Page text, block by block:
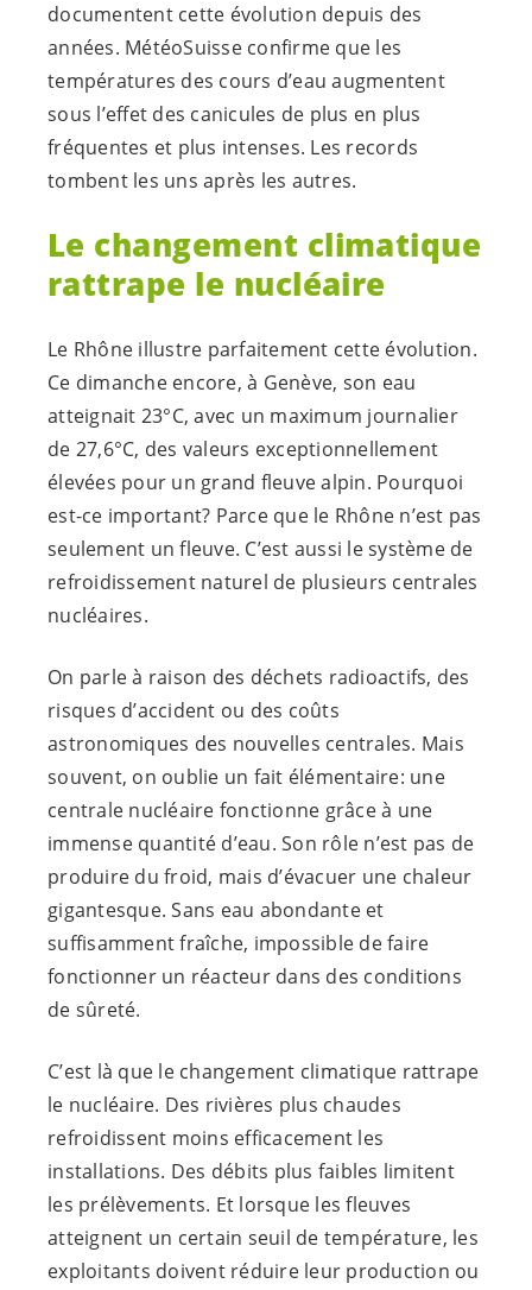
documentent cette évolution depuis des
années. MétéoSuisse confirme que les
températures des cours d’eau augmentent
sous l’effet des canicules de plus en plus
fréquentes et plus intenses. Les records
tombent les uns après les autres.
Le changement climatique
rattrape le nucléaire
Le Rhône illustre parfaitement cette évolution.
Ce dimanche encore, à Genève, son eau
atteignait 23°C, avec un maximum journalier
de 27,6°C, des valeurs exceptionnellement
élevées pour un grand fleuve alpin. Pourquoi
est-ce important? Parce que le Rhône n’est pas
seulement un fleuve. C’est aussi le système de
refroidissement naturel de plusieurs centrales
nucléaires.
On parle à raison des déchets radioactifs, des
risques d’accident ou des coûts
astronomiques des nouvelles centrales. Mais
souvent, on oublie un fait élémentaire: une
centrale nucléaire fonctionne grâce à une
immense quantité d’eau. Son rôle n’est pas de
produire du froid, mais d’évacuer une chaleur
gigantesque. Sans eau abondante et
suffisamment fraîche, impossible de faire
fonctionner un réacteur dans des conditions
de sûreté.
C’est là que le changement climatique rattrape
le nucléaire. Des rivières plus chaudes
refroidissent moins efficacement les
installations. Des débits plus faibles limitent
les prélèvements. Et lorsque les fleuves
atteignent un certain seuil de température, les
exploitants doivent réduire leur production ou